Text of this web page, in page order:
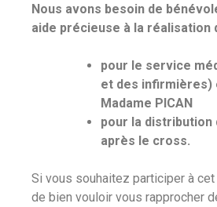
Nous avons besoin de
aide précieuse à la réalisation
pour le service
et des infirmières)
Madame PICAN
pour la distribution
après le cross.
Si vous souhaitez participer à
de bien vouloir vous rapprocher